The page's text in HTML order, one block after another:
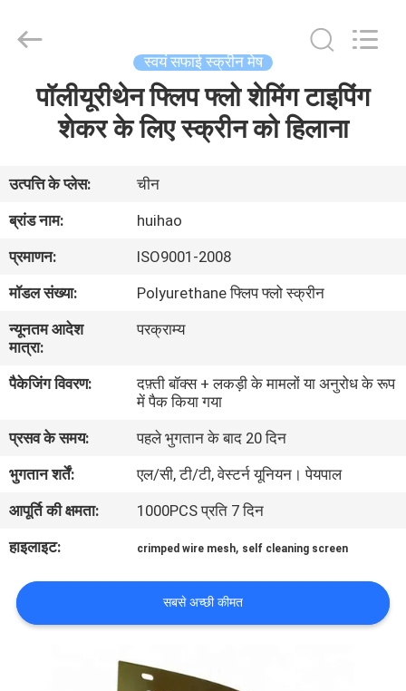
हमारे
बारे
कारखाने
का
गुणवत्ता
नियंत्रण
हमसे
संपर्क
करें
Mesh
Product
Reserved.
स्वयं सफाई स्क्रीन मेष
पॉलीयूरीथेन फ्लिप फ्लो शेमिंग टाइपिंग
शेकर के लिए स्क्रीन को हिलाना
उत्पत्ति के प्लेस:
चीन
ब्रांड नाम:
huihao
प्रमाणन:
ISO9001-2008
मॉडल संख्या:
Polyurethane फ्लिप फ्लो स्क्रीन
न्यूनतम आदेश
मात्रा:
परक्राम्य
पैकेजिंग विवरण:
दफ़्ती बॉक्स + लकड़ी के मामलों या अनुरोध के रूप
में पैक किया गया
प्रसव के समय:
पहले भुगतान के बाद 20 दिन
भुगतान शर्तें:
एल/सी, टी/टी, वेस्टर्न यूनियन। पेयपाल
आपूर्ति की क्षमता:
1000PCS प्रति 7 दिन
हाइलाइट:
crimped wire mesh, self cleaning screen
सबसे अच्छी कीमत